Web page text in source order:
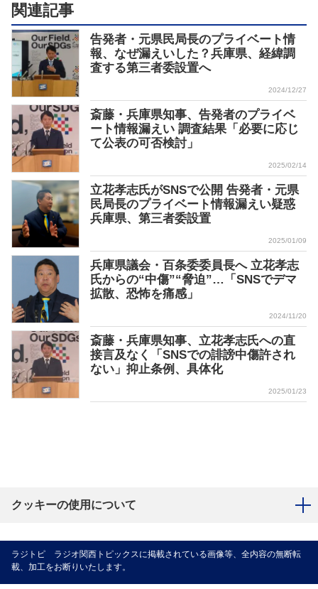
関連記事
告発者・元県民局長のプライベート情
報、なぜ漏えいした？兵庫県、経緯調
査する第三者委設置へ
2024/12/27
斎藤・兵庫県知事、告発者のプライベ
ート情報漏えい 調査結果「必要に応じ
て公表の可否検討」
2025/02/14
立花孝志氏がSNSで公開 告発者・元県
民局長のプライベート情報漏えい疑惑
兵庫県、第三者委設置
2025/01/09
兵庫県議会・百条委委員長へ 立花孝志
氏からの“中傷”“脅迫”…「SNSでデマ
拡散、恐怖を痛感」
2024/11/20
斎藤・兵庫県知事、立花孝志氏への直
接言及なく「SNSでの誹謗中傷許され
ない」抑止条例、具体化
2025/01/23
クッキーの使用について
ラジトピ ラジオ関西トピックスに掲載されている画像等、全内容の無断転
載、加工をお断りいたします。